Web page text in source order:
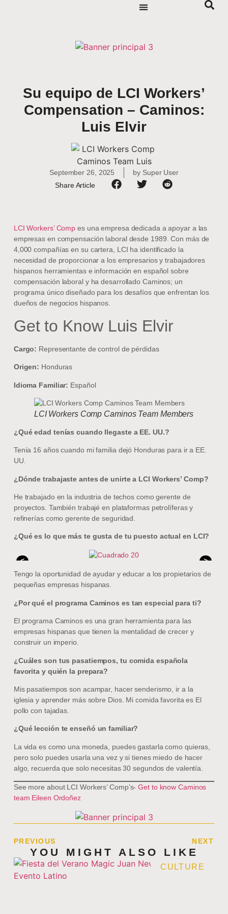
Su equipo de LCI Workers’
Compensation – Caminos:
Luis Elvir
September 26, 2025 by Super User
Share Article
LCI Workers’ Comp es una empresa dedicada a apoyar a las
empresas en compensación laboral desde 1989. Con más de
4,000 compañías en su cartera, LCI ha identificado la
necesidad de proporcionar a los empresarios y trabajadores
hispanos herramientas e información en español sobre
compensación laboral y ha desarrollado Caminos; un
programa único diseñado para los desafíos que enfrentan los
dueños de negocios hispanos.
Get to Know Luis Elvir
Cargo: Representante de control de pérdidas
Origen: Honduras
Idioma Familiar: Español
LCI Workers Comp Caminos Team Members
¿Qué edad tenías cuando llegaste a EE. UU.?
Tenía 16 años cuando mi familia dejó Honduras para ir a EE.
UU.
¿Dónde trabajaste antes de unirte a LCI Workers’ Comp?
He trabajado en la industria de techos como gerente de
proyectos. También trabajé en plataformas petrolíferas y
refinerías como gerente de seguridad.
¿Qué es lo que más te gusta de tu puesto actual en LCI?
<
>
Tengo la oportunidad de ayudar y educar a los propietarios de
pequeñas empresas hispanas.
¿Por qué el programa Caminos es tan especial para ti?
El programa Caminos es una gran herramienta para las
empresas hispanas que tienen la mentalidad de crecer y
construir un imperio.
¿Cuáles son tus pasatiempos, tu comida española
favorita y quién la prepara?
Mis pasatiempos son acampar, hacer senderismo, ir a la
iglesia y aprender más sobre Dios. Mi comida favorita es El
pollo con tajadas.
¿Qué lección te enseñó un familiar?
La vida es como una moneda, puedes gastarla como quieras,
pero solo puedes usarla una vez y si tienes miedo de hacer
algo, recuerda que solo necesitas 30 segundos de valentía.
See more about LCI Workers’ Comp’s-Get to know Caminos
team Eileen Ordoñez
PREVIOUS NEXT
YOU MIGHT ALSO LIKE
CULTURE